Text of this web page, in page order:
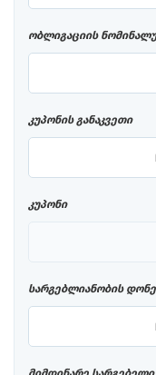
ობლიგაციის
კუპონის განაკვეთი
კუპონი
სარგებლიანობის